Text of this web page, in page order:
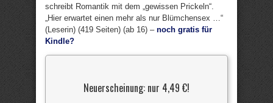
schreibt Romantik mit dem „gewissen Prickeln“.
„Hier erwartet einen mehr als nur Blümchensex …“
(Leserin) (419 Seiten) (ab 16) – noch gratis für
Kindle?
Neuerscheinung: nur 4,49 €!